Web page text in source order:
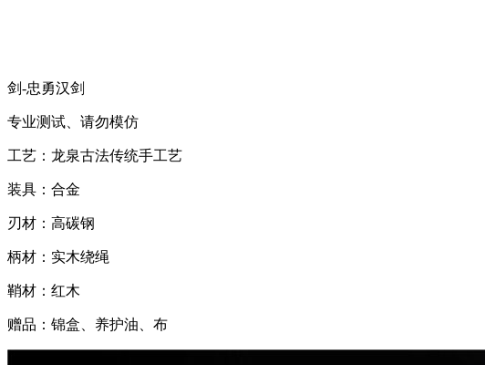
剑-忠勇汉剑
专业测试、请勿模仿
工艺：龙泉古法传统手工艺
装具：合金
刃材：高碳钢
柄材：实木绕绳
鞘材：红木
赠品：锦盒、养护油、布